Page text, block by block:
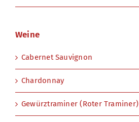
Weine
Cabernet Sauvignon
Chardonnay
Gewürztraminer (Roter Traminer)